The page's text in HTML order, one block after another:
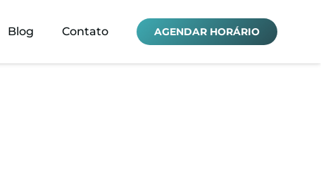
Blog Contato AGENDAR HORÁRIO